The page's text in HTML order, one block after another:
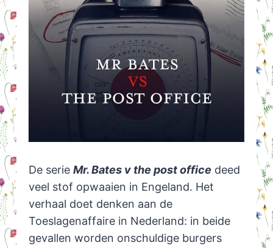
De serie Mr. Bates v the post office deed
veel stof opwaaien in Engeland. Het
verhaal doet denken aan de
Toeslagenaffaire in Nederland: in beide
gevallen worden onschuldige burgers